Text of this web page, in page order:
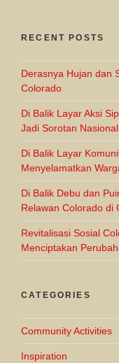
RECENT POSTS
Derasnya Hujan dan
Colorado
Di Balik Layar Aksi
Jadi Sorotan Nasional
Di Balik Layar
Menyelamatkan
Di Balik Debu dan
Relawan Colorado di
Revitalisasi Sosial
Menciptakan
CATEGORIES
Community Activities
Inspiration